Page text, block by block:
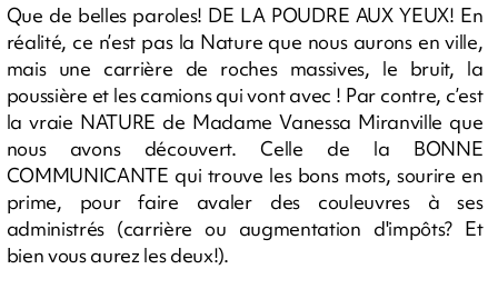
Que de belles paroles! DE LA POUDRE AUX YEUX! En
réalité, ce n’est pas la Nature que nous aurons en ville,
mais une carrière de roches massives, le bruit, la
poussière et les camions qui vont avec ! Par contre, c’est
la vraie NATURE de Madame Vanessa Miranville que
nous avons découvert. Celle de la BONNE
COMMUNICANTE qui trouve les bons mots, sourire en
prime, pour faire avaler des couleuvres à ses
administrés (carrière ou augmentation d'impôts? Et
bien vous aurez les deux!).